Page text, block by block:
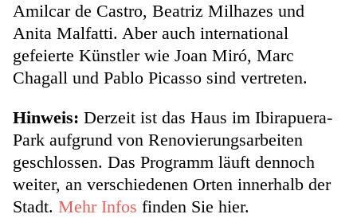
Amilcar de Castro, Beatriz Milhazes und
Anita Malfatti. Aber auch international
gefeierte Künstler wie Joan Miró, Marc
Chagall und Pablo Picasso sind vertreten.
Hinweis: Derzeit ist das Haus im Ibirapuera-
Park aufgrund von Renovierungsarbeiten
geschlossen. Das Programm läuft dennoch
weiter, an verschiedenen Orten innerhalb der
Stadt. Mehr Infos finden Sie hier.